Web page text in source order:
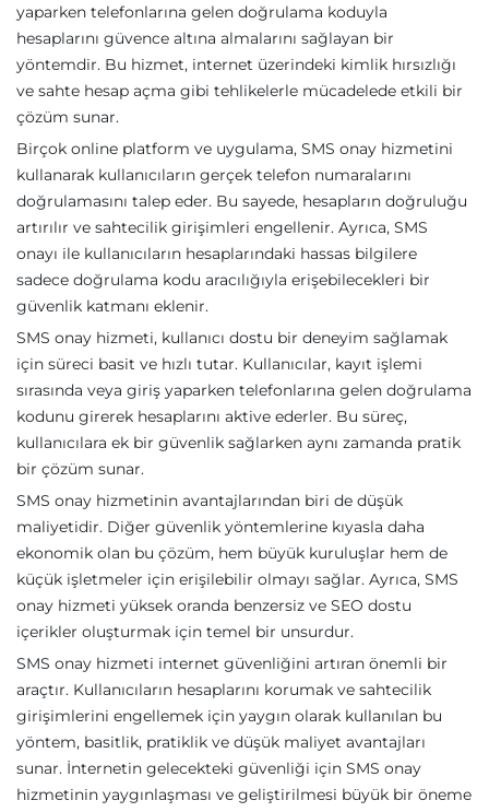
yaparken telefonlarına gelen doğrulama koduyla
hesaplarını güvence altına almalarını sağlayan bir
yöntemdir. Bu hizmet, internet üzerindeki kimlik hırsızlığı
ve sahte hesap açma gibi tehlikelerle mücadelede etkili bir
çözüm sunar.
Birçok online platform ve uygulama, SMS onay hizmetini
kullanarak kullanıcıların gerçek telefon numaralarını
doğrulamasını talep eder. Bu sayede, hesapların doğruluğu
artırılır ve sahtecilik girişimleri engellenir. Ayrıca, SMS
onayı ile kullanıcıların hesaplarındaki hassas bilgilere
sadece doğrulama kodu aracılığıyla erişebilecekleri bir
güvenlik katmanı eklenir.
SMS onay hizmeti, kullanıcı dostu bir deneyim sağlamak
için süreci basit ve hızlı tutar. Kullanıcılar, kayıt işlemi
sırasında veya giriş yaparken telefonlarına gelen doğrulama
kodunu girerek hesaplarını aktive ederler. Bu süreç,
kullanıcılara ek bir güvenlik sağlarken aynı zamanda pratik
bir çözüm sunar.
SMS onay hizmetinin avantajlarından biri de düşük
maliyetidir. Diğer güvenlik yöntemlerine kıyasla daha
ekonomik olan bu çözüm, hem büyük kuruluşlar hem de
küçük işletmeler için erişilebilir olmayı sağlar. Ayrıca, SMS
onay hizmeti yüksek oranda benzersiz ve SEO dostu
içerikler oluşturmak için temel bir unsurdur.
SMS onay hizmeti internet güvenliğini artıran önemli bir
araçtır. Kullanıcıların hesaplarını korumak ve sahtecilik
girişimlerini engellemek için yaygın olarak kullanılan bu
yöntem, basitlik, pratiklik ve düşük maliyet avantajları
sunar. İnternetin gelecekteki güvenliği için SMS onay
hizmetinin yaygınlaşması ve geliştirilmesi büyük bir öneme